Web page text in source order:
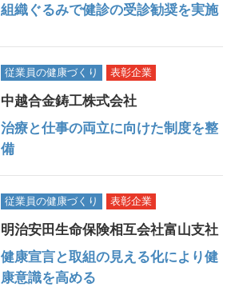
組織ぐるみで健診の受診勧奨を実施
従業員の健康づくり 表彰企業
中越合金鋳工株式会社
治療と仕事の両立に向けた制度を整
備
従業員の健康づくり 表彰企業
明治安田生命保険相互会社富山支社
健康宣言と取組の見える化により健
康意識を高める